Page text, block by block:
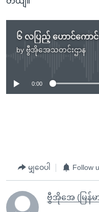
၆ လပြည့် ဟောင်ကောင်
by ဗွီအိုအေသတင်းဌာန
No media
0:00
မျှဝေပါ Follow
ဗွီအိုအေ (မြန်မ